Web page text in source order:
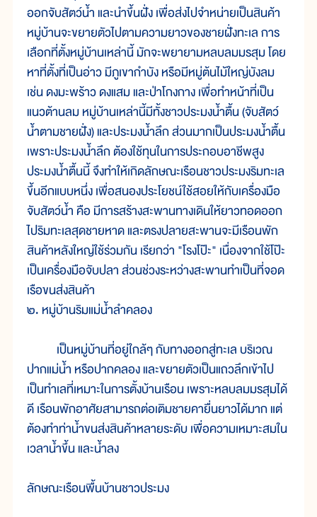
ออกจับสัตว์น้ำ และนำขึ้นฝั่ง เพื่อส่งไปจำหน่ายเป็นสินค้า
หมู่บ้านจะขยายตัวไปตามความยาวของชายฝั่งทะเล การ
เลือกที่ตั้งหมู่บ้านเหล่านี้ มักจะพยายามหลบลมมรสุม โดย
หาที่ตั้งที่เป็นอ่าว มีภูเขากำบัง หรือมีหมู่ต้นไม้ใหญ่บังลม
เช่น ดงมะพร้าว ดงแสม และป่าโกงกาง เพื่อทำหน้าที่เป็น
แนวต้านลม หมู่บ้านเหล่านี้มีทั้งชาวประมงน้ำตื้น (จับสัตว์
น้ำตามชายฝั่ง) และประมงน้ำลึก ส่วนมากเป็นประมงน้ำตื้น
เพราะประมงน้ำลึก ต้องใช้ทุนในการประกอบอาชีพสูง
ประมงน้ำตื้นนี้ จึงทำให้เกิดลักษณะเรือนชาวประมงริมทะเล
ขึ้นอีกแบบหนึ่ง เพื่อสนองประโยชน์ใช้สอยให้กับเครื่องมือ
จับสัตว์น้ำ คือ มีการสร้างสะพานทางเดินให้ยาวทอดออก
ไปริมทะเลสุดชายหาด และตรงปลายสะพานจะมีเรือนพัก
สินค้าหลังใหญ่ใช้ร่วมกัน เรียกว่า "โรงโป๊ะ" เนื่องจากใช้โป๊ะ
เป็นเครื่องมือจับปลา ส่วนช่วงระหว่างสะพานทำเป็นที่จอด
เรือขนส่งสินค้า
๒. หมู่บ้านริมแม่น้ำลำคลอง
เป็นหมู่บ้านที่อยู่ใกล้ๆ กับทางออกสู่ทะเล บริเวณ
ปากแม่น้ำ หรือปากคลอง และขยายตัวเป็นแถวลึกเข้าไป
เป็นทำเลที่เหมาะในการตั้งบ้านเรือน เพราะหลบลมมรสุมได้
ดี เรือนพักอาศัยสามารถต่อเติมชายคายื่นยาวได้มาก แต่
ต้องทำท่าน้ำขนส่งสินค้าหลายระดับ เพื่อความเหมาะสมใน
เวลาน้ำขึ้น และน้ำลง
ลักษณะเรือนพื้นบ้านชาวประมง